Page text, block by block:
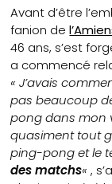
Avant d’être
fanion de
46 ans, s’est
a commencé
« J’avais
pas beaucoup
pong dans mon
quasiment tout
ping-pong et le
des matchs«,